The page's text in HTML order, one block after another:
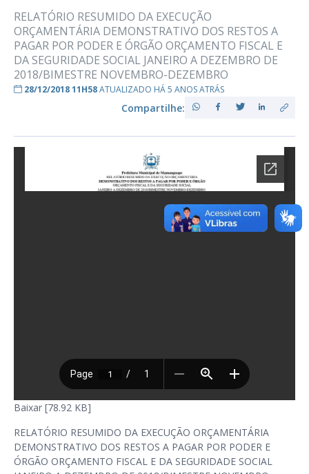
RELATÓRIO RESUMIDO DA EXECUÇÃO
ORÇAMENTÁRIA DEMONSTRATIVO DOS RESTOS A
PAGAR POR PODER E ÓRGÃO ORÇAMENTO FISCAL E
DA SEGURIDADE SOCIAL JANEIRO A DEZEMBRO DE
2018/BIMESTRE NOVEMBRO-DEZEMBRO
28/12/2018 11H58ATUALIZADO HÁ 5 ANOS ATRÁS
Compartilhe:
Baixar [78.92 KB]
RELATÓRIO RESUMIDO DA EXECUÇÃO ORÇAMENTÁRIA
DEMONSTRATIVO DOS RESTOS A PAGAR POR PODER E
ÓRGÃO ORÇAMENTO FISCAL E DA SEGURIDADE SOCIAL